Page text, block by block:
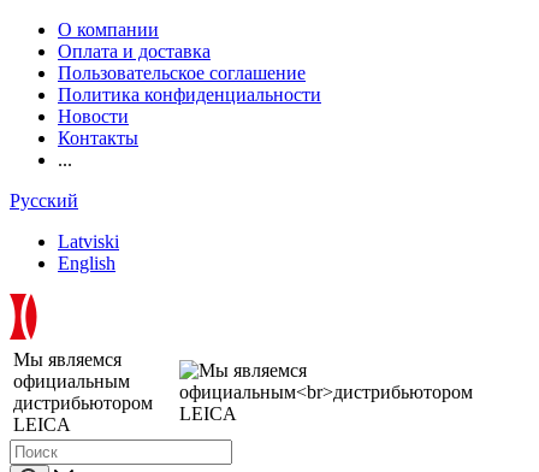
О компании
Оплата и доставка
Пользовательское соглашение
Политика конфиденциальности
Новости
Контакты
...
Русский
Latviski
English
Мы являемся
официальным
дистрибьютором
LEICA